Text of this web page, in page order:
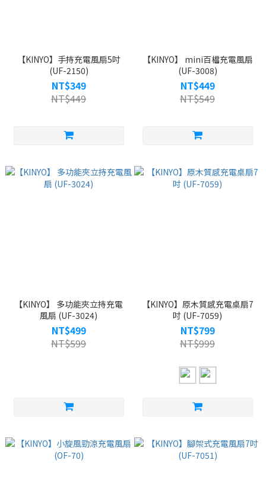
【KINYO】手持充電風扇5吋
(UF-2150)
NT$349
NT$449
【KINYO】 mini百檔充電風扇
(UF-3008)
NT$449
NT$549
【KINYO】 多功能夾立持充電
風扇 (UF-3024)
NT$499
NT$599
【KINYO】原木質感充電桌扇7
吋 (UF-7059)
NT$799
NT$999